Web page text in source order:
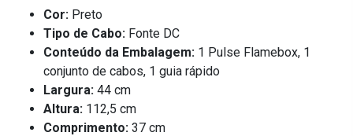
Cor: Preto
Tipo de Cabo: Fonte DC
Conteúdo da Embalagem: 1 Pulse Flamebox, 1
conjunto de cabos, 1 guia rápido
Largura: 44 cm
Altura: 112,5 cm
Comprimento: 37 cm